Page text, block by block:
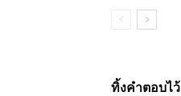
ทิ้งคำตอบไว้